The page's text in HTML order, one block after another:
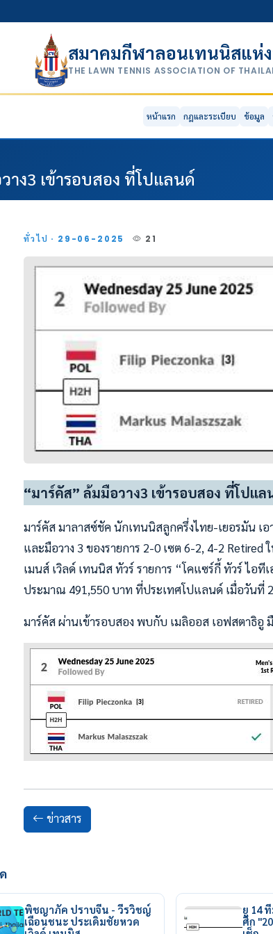
สมาคมกีฬาลอนเทนนิสแห่
THE LAWN TENNIS ASSOCIATION OF
หน้าแรก กฎและระเบียบ ข้อมูล
าง3 เข้ารอบสอง ที่โปแลนด์
ทั่วไป · 29-06-2025 21
“มาร์คัส” ล้มมือวาง3 เข้ารอบสอง ที่โปแล
มาร์คัส มาลาสซ์ชัค นักเทนนิสลูกครึ่งไทย-เยอรมัน เ
และมือวาง 3 ของรายการ 2-0 เซต 6-2, 4-2
เมนส์ เวิลด์ เทนนิส ทัวร์ รายการ “โคแซร์กี้ ทัวร์ ไอที
ประมาณ 491,550 บาท ที่ประเทศโปแลนด์ เมื่อวันที่
มาร์คัส ผ่านเข้ารอบสอง พบกับ เมลิออส เอฟสตาธิอู
ข่าวสาร
พิชญาภัค ปราบจีน - วีรวิชญ์
เฉือนชนะ ประเดิมชัยหวด
ยู 14
ศึก